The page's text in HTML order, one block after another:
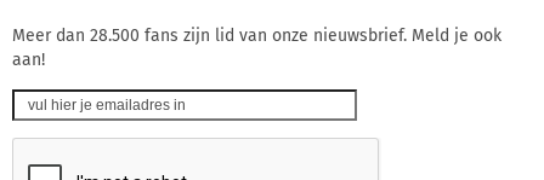
Meer dan 28.500 fans zijn lid van onze nieuwsbrief. Meld je ook
aan!